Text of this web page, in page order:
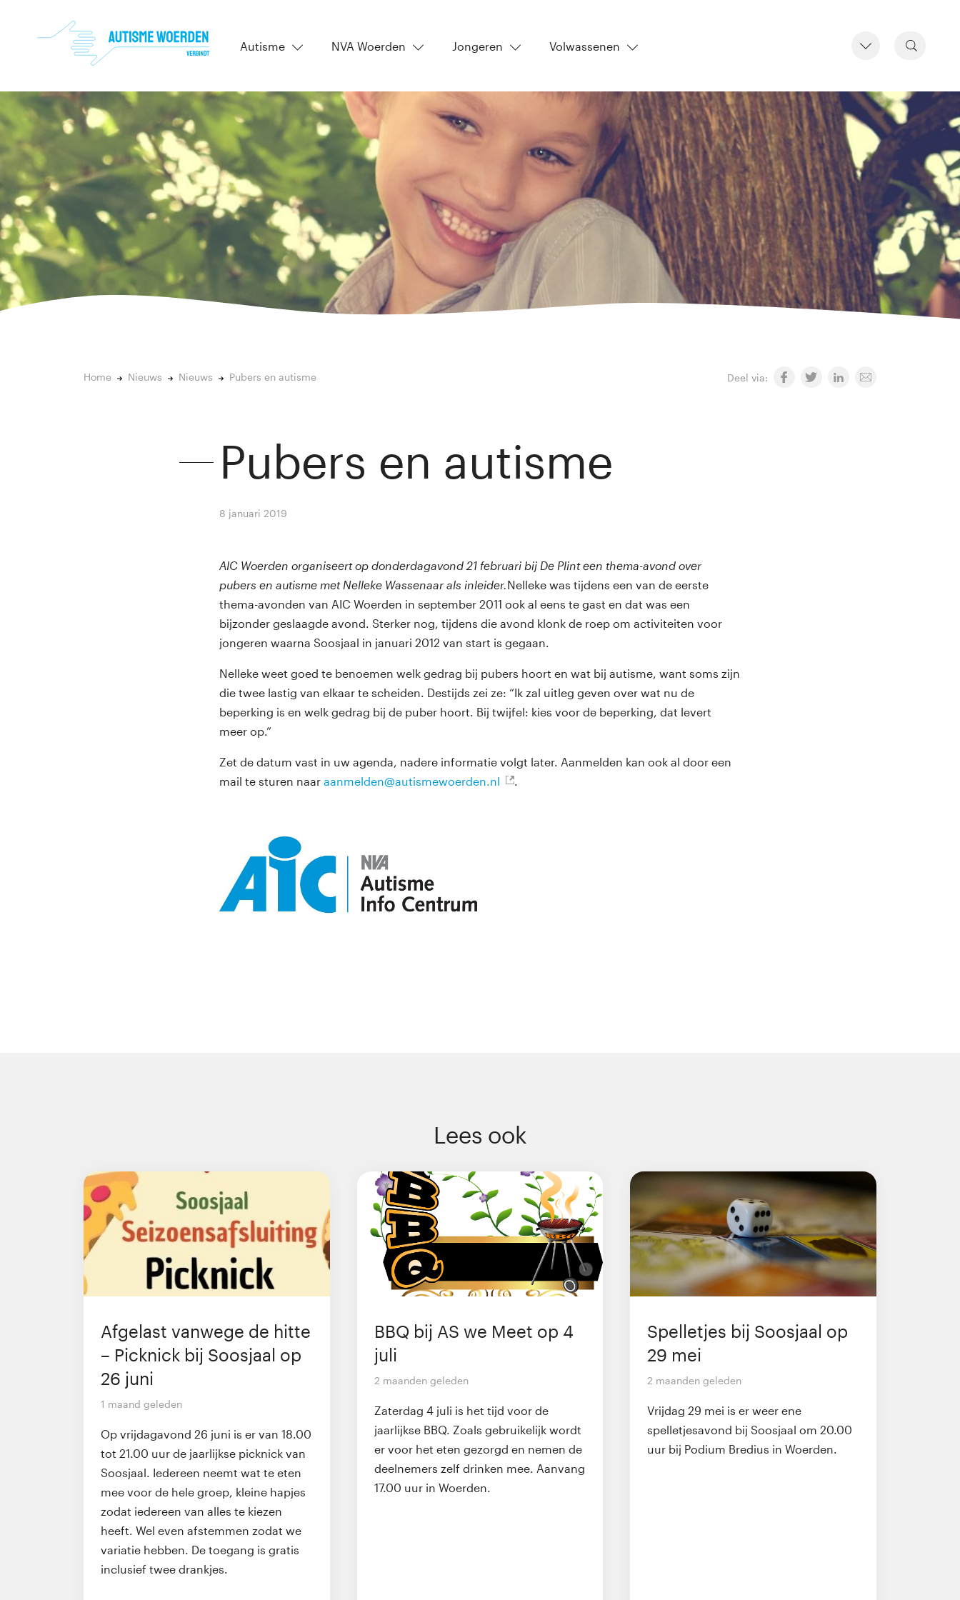
Autisme NVA Woerden Jongeren Volwassenen
Home Nieuws Nieuws Pubers en autisme Deel via:
Pubers en autisme
8 januari 2019
AIC Woerden organiseert op donderdagavond 21 februari bij De Plint een thema-avond over
pubers en autisme met Nelleke Wassenaar als inleider.Nelleke was tijdens een van de eerste
thema-avonden van AIC Woerden in september 2011 ook al eens te gast en dat was een
bijzonder geslaagde avond. Sterker nog, tijdens die avond klonk de roep om activiteiten voor
jongeren waarna Soosjaal in januari 2012 van start is gegaan.
Nelleke weet goed te benoemen welk gedrag bij pubers hoort en wat bij autisme, want soms zijn
die twee lastig van elkaar te scheiden. Destijds zei ze: “Ik zal uitleg geven over wat nu de
beperking is en welk gedrag bij de puber hoort. Bij twijfel: kies voor de beperking, dat levert
meer op.”
Zet de datum vast in uw agenda, nadere informatie volgt later. Aanmelden kan ook al door een
mail te sturen naar aanmelden@autismewoerden.nl .
Lees ook
Afgelast vanwege de hitte
– Picknick bij Soosjaal op
26 juni
1 maand geleden
Op vrijdagavond 26 juni is er van 18.00
tot 21.00 uur de jaarlijkse picknick van
Soosjaal. Iedereen neemt wat te eten
mee voor de hele groep, kleine hapjes
zodat iedereen van alles te kiezen
heeft. Wel even afstemmen zodat we
variatie hebben. De toegang is gratis
inclusief twee drankjes.
BBQ bij AS we Meet op 4
juli
2 maanden geleden
Zaterdag 4 juli is het tijd voor de
jaarlijkse BBQ. Zoals gebruikelijk wordt
er voor het eten gezorgd en nemen de
deelnemers zelf drinken mee. Aanvang
17.00 uur in Woerden.
Spelletjes bij Soosjaal op
29 mei
2 maanden geleden
Vrijdag 29 mei is er weer ene
spelletjesavond bij Soosjaal om 20.00
uur bij Podium Bredius in Woerden.